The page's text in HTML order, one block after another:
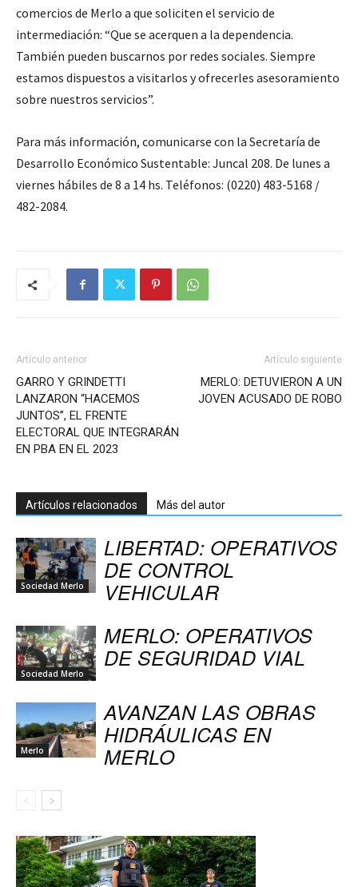
comercios de Merlo a que soliciten el servicio de
intermediación: “Que se acerquen a la dependencia.
También pueden buscarnos por redes sociales. Siempre
estamos dispuestos a visitarlos y ofrecerles asesoramiento
sobre nuestros servicios”.
Para más información, comunicarse con la Secretaría de
Desarrollo Económico Sustentable: Juncal 208. De lunes a
viernes hábiles de 8 a 14 hs. Teléfonos: (0220) 483-5168 /
482-2084.
Artículo anterior
GARRO Y GRINDETTI
LANZARON “HACEMOS
JUNTOS”, EL FRENTE
ELECTORAL QUE INTEGRARÁN
EN PBA EN EL 2023
Artículo siguiente
MERLO: DETUVIERON A UN
JOVEN ACUSADO DE ROBO
Artículos relacionados Más del autor
Sociedad Merlo
LIBERTAD: OPERATIVOS
DE CONTROL
VEHICULAR
Sociedad Merlo
MERLO: OPERATIVOS
DE SEGURIDAD VIAL
Merlo
AVANZAN LAS OBRAS
HIDRÁULICAS EN
MERLO